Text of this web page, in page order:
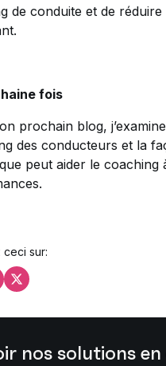
de conduite et de réduire
fois
prochain blog,
des conducteurs et la
peut aider le coaching
ceci sur:
ceci sur LinkedIn
ceci sur Facebook
Partagez ceci sur X
nos solutions